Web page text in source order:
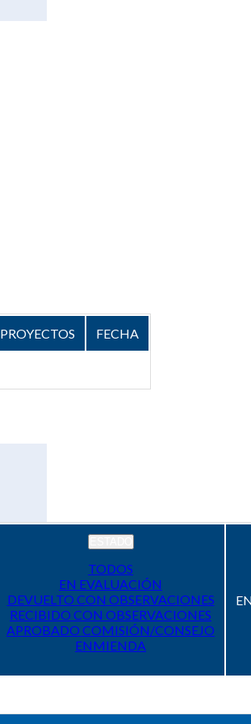
PROYECTOS FECHA
TODOS
EN EVALUACIÓN
DEVUELTO CON OBSERVACIONES
RECIBIDO CON OBSERVACIONES
APROBADO COMISIÓN/CONSEJO
ENMIENDA